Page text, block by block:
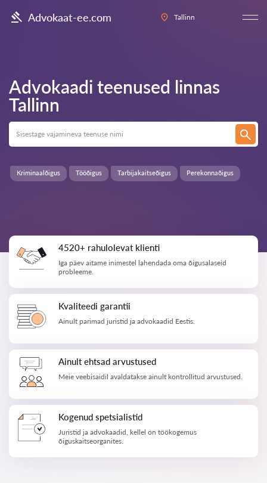
Advokaat-ee.com Tallinn
Advokaadi teenused linnas
Tallinn
Perekonnaõigus
Kriminaalõigus Tööõigus Tarbijakaitseõigus
4520+ rahulolevat klienti
Iga päev aitame inimestel lahendada oma õigusalaseid
probleeme.
Kvaliteedi garantii
Ainult parimad juristid ja advokaadid Eestis.
Ainult ehtsad arvustused
Meie veebisaidil avaldatakse ainult kontrollitud arvustused.
Kogenud spetsialistid
Juristid ja advokaadid, kellel on töökogemus
õiguskaitseorganites.